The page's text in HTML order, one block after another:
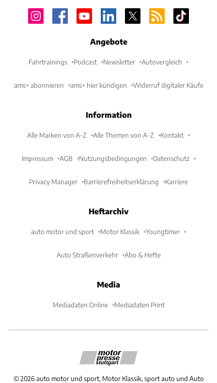
Angebote
Fahrtrainings Podcast Newsletter Autovergleich
ams+ abonnieren ams+ hier kündigen Widerruf digitaler Käufe
Information
Alle Marken von A-Z Alle Themen von A-Z Kontakt
Impressum AGB Nutzungsbedingungen Datenschutz
Privacy Manager Barrierefreiheitserklärung Karriere
Heftarchiv
auto motor und sport Motor Klassik Youngtimer
Auto Straßenverkehr Abo & Hefte
Media
Mediadaten Online Mediadaten Print
©2026 auto motor und sport, Motor Klassik, sport auto und Auto